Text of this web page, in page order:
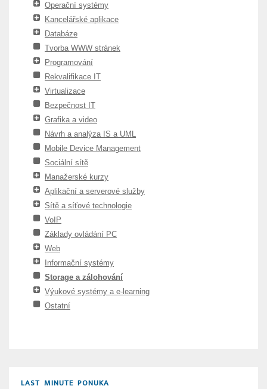
Operační systémy
Kancelářské aplikace
Databáze
Tvorba WWW stránek
Programování
Rekvalifikace IT
Virtualizace
Bezpečnost IT
Grafika a video
Návrh a analýza IS a UML
Mobile Device Management
Sociální sítě
Manažerské kurzy
Aplikační a serverové služby
Sítě a síťové technologie
VoIP
Základy ovládání PC
Web
Informační systémy
Storage a zálohování
Výukové systémy a e-learning
Ostatní
LAST MINUTE PONUKA